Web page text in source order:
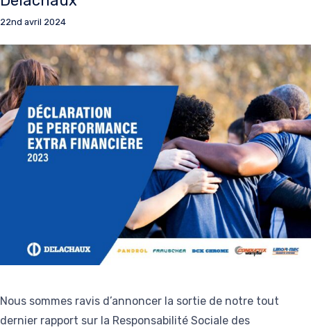
22nd avril 2024
Nous sommes ravis d’annoncer la sortie de notre tout
dernier rapport sur la Responsabilité Sociale des